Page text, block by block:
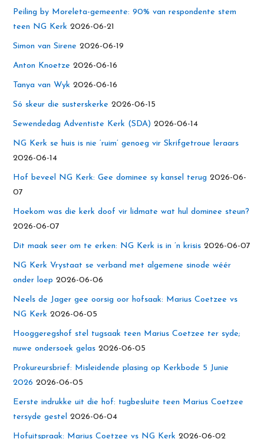
Peiling by Moreleta-gemeente: 90% van respondente stem
teen NG Kerk 2026-06-21
Simon van Sirene 2026-06-19
Anton Knoetze 2026-06-16
Tanya van Wyk 2026-06-16
Só skeur die susterskerke 2026-06-15
Sewendedag Adventiste Kerk (SDA) 2026-06-14
NG Kerk se huis is nie ‘ruim’ genoeg vir Skrifgetroue leraars
2026-06-14
Hof beveel NG Kerk: Gee dominee sy kansel terug 2026-06-
07
Hoekom was die kerk doof vir lidmate wat hul dominee steun?
2026-06-07
Dit maak seer om te erken: NG Kerk is in ’n krisis 2026-06-07
NG Kerk Vrystaat se verband met algemene sinode wéér
onder loep 2026-06-06
Neels de Jager gee oorsig oor hofsaak: Marius Coetzee vs
NG Kerk 2026-06-05
Hooggeregshof stel tugsaak teen Marius Coetzee ter syde;
nuwe ondersoek gelas 2026-06-05
Prokureursbrief: Misleidende plasing op Kerkbode 5 Junie
2026 2026-06-05
Eerste indrukke uit die hof: tugbesluite teen Marius Coetzee
tersyde gestel
2026-06-04
Hofuitspraak: Marius Coetzee vs NG Kerk 2026-06-02